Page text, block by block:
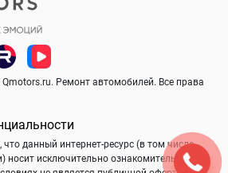
Ремонт автомобилей. Все права
данный интернет-ресурс (в том числе
носит исключительно ознакомительный